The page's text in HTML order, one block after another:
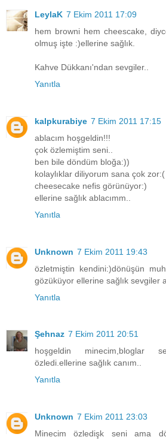
LeylaK 7 Ekim 2011 17:09
hem browni hem cheescake,
olmuş işte :)ellerine sağlık.
Kahve Dükkanı'ndan sevgiler..
Yanıtla
kalpkurabiye 7 Ekim 2011 17:15
ablacım hoşgeldin!!!
çok özlemiştim seni..
ben bile döndüm bloğa:))
kolaylıklar diliyorum sana çok zor:(
cheesecake nefis görünüyor:)
ellerine sağlık ablacımm..
Yanıtla
Unknown 7 Ekim 2011 19:43
özletmiştin kendini:)dönüşün
gözüküyor ellerine sağlık sevgiler
Yanıtla
Şehnaz 7 Ekim 2011 20:51
hoşgeldin minecim,bloglar
özledi.ellerine sağlık canım..
Yanıtla
Unknown 7 Ekim 2011 23:03
Minecim özledişk seni ama